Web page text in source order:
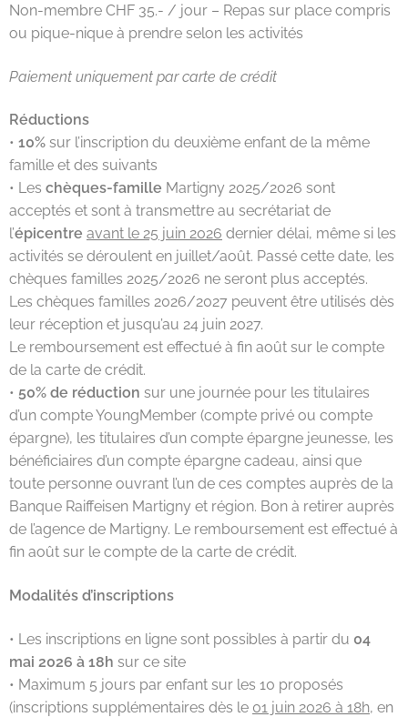
Non-membre CHF 35.- / jour – Repas sur place compris
ou pique-nique à prendre selon les activités
Paiement uniquement par carte de crédit
Réductions
• 10% sur l’inscription du deuxième enfant de la même
famille et des suivants
• Les chèques-famille Martigny 2025/2026 sont
acceptés et sont à transmettre au secrétariat de
l’épicentre avant le 25 juin 2026 dernier délai, même si les
activités se déroulent en juillet/août. Passé cette date, les
chèques familles 2025/2026 ne seront plus acceptés.
Les chèques familles 2026/2027 peuvent être utilisés dès
leur réception et jusqu’au 24 juin 2027.
Le remboursement est effectué à fin août sur le compte
de la carte de crédit.
• 50% de réduction sur une journée pour les titulaires
d’un compte YoungMember (compte privé ou compte
épargne), les titulaires d’un compte épargne jeunesse, les
bénéficiaires d’un compte épargne cadeau, ainsi que
toute personne ouvrant l’un de ces comptes auprès de la
Banque Raiffeisen Martigny et région. Bon à retirer auprès
de l’agence de Martigny. Le remboursement est effectué à
fin août sur le compte de la carte de crédit.
Modalités d’inscriptions
• Les inscriptions en ligne sont possibles à partir du 04
mai 2026 à 18h sur ce site
• Maximum 5 jours par enfant sur les 10 proposés
(inscriptions supplémentaires dès le 01 juin 2026 à 18h, en